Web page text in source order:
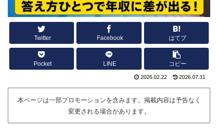
Twitter Facebook はてブ
Pocket LINE コピー
2026.02.22 2026.07.31
本ページは一部プロモーションを含みます。掲載内容は予告なく
変更される場合があります。